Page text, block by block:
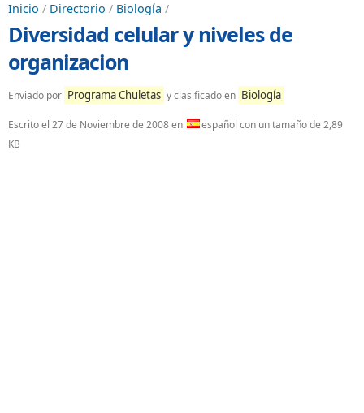
Inicio / Directorio / Biología /
Diversidad celular y niveles de
organizacion
Enviado por Programa Chuletas y clasificado en Biología
Escrito el 27 de Noviembre de 2008en
español con un tamaño de 2,89
KB